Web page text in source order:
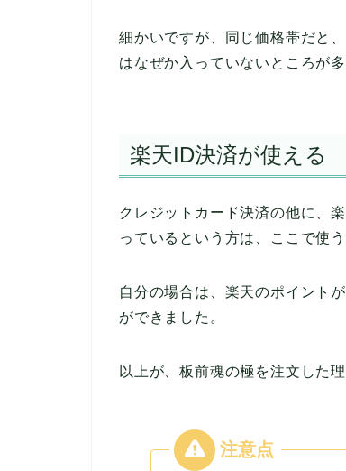
細かいですが、同じ価格帯だと
はなぜか入っていないところが多
楽天ID決済が使える
クレジットカード決済の他に、
っているという方は、ここで使
自分の場合は、楽天のポイント
ができました。
以上が、板前魂の極を注文した